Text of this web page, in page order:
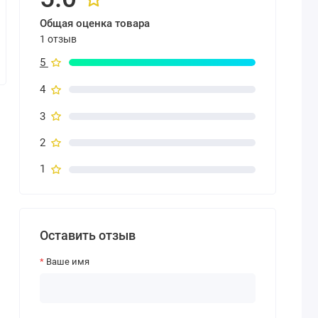
Общая оценка товара
1 отзыв
5
4
3
2
1
Оставить отзыв
Ваше имя